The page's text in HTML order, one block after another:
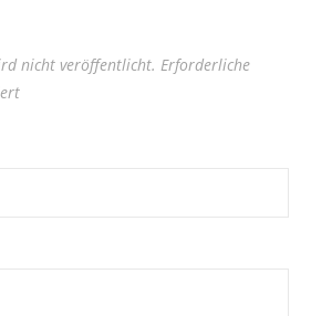
nicht veröffentlicht. Erforderliche